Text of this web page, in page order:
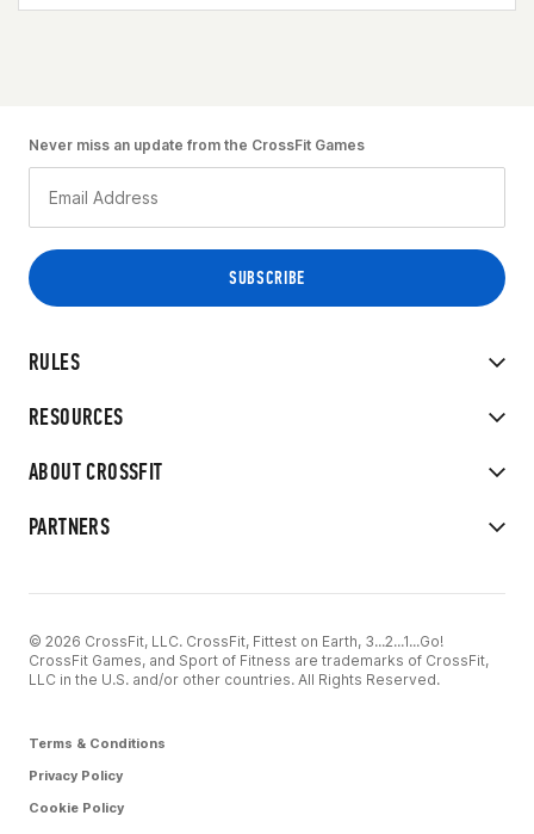
RULES
RESOURCES
ABOUT CROSSFIT
PARTNERS
Never miss an update from the CrossFit Games
© 2026 CrossFit, LLC. CrossFit, Fittest on Earth, 3...2...1...Go!
CrossFit Games, and Sport of Fitness are trademarks of CrossFit,
LLC in the U.S. and/or other countries. All Rights Reserved.
Terms & Conditions
Privacy Policy
Cookie Policy